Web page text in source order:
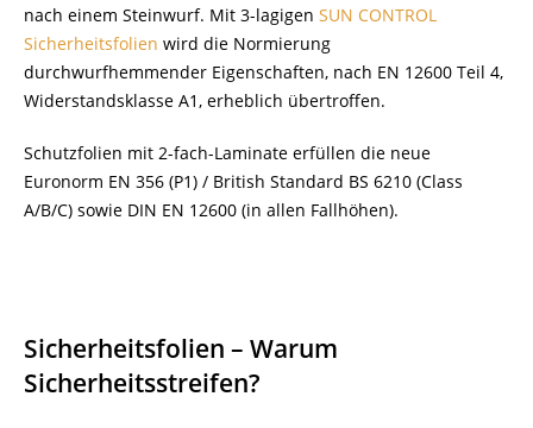
nach einem Steinwurf. Mit 3-lagigen SUN CONTROL
Sicherheitsfolien wird die Normierung
durchwurfhemmender Eigenschaften, nach EN 12600 Teil 4,
Widerstandsklasse A1, erheblich übertroffen.
Schutzfolien mit 2-fach-Laminate erfüllen die neue
Euronorm EN 356 (P1) / British Standard BS 6210 (Class
A/B/C) sowie DIN EN 12600 (in allen Fallhöhen).
Sicherheitsfolien – Warum
Sicherheitsstreifen?